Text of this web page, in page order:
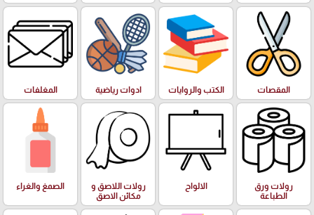
المقصات الكتب والروايات ادوات رياضية المغلفات
رولات ورق
الطباعة
الالواح
رولات اللاصق و
مكائن الاصق
الصمغ والغراء